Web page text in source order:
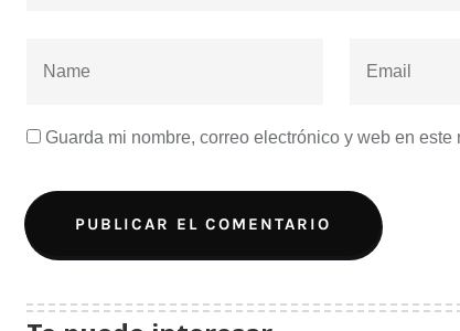
Guarda mi nombre, correo electrónico y web en